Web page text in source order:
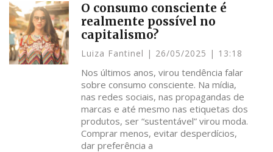
O consumo consciente é
realmente possível no
capitalismo?
Luiza Fantinel 26/05/2025 13:18
Nos últimos anos, virou tendência falar
sobre consumo consciente. Na mídia,
nas redes sociais, nas propagandas de
marcas e até mesmo nas etiquetas dos
produtos, ser “sustentável” virou moda.
Comprar menos, evitar desperdícios,
dar preferência a